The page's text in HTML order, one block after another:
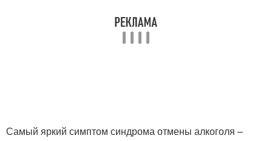
Самый яркий симптом синдрома отмены алкоголя –